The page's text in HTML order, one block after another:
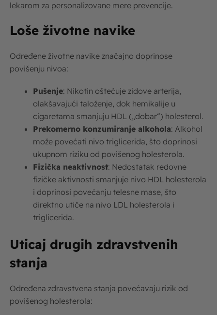
lekarom za personalizovane mere prevencije.
Loše životne navike
Određene životne navike značajno doprinose
povišenju nivoa:
Pušenje: Nikotin oštećuje zidove arterija,
olakšavajući taloženje, dok hemikalije u
cigaretama smanjuju HDL („dobar“) holesterol.
Prekomerno konzumiranje alkohola: Alkohol
može povećati nivo triglicerida, što doprinosi
ukupnom riziku od povišenog holesterola.
Fizička neaktivnost: Nedostatak redovne
fizičke aktivnosti smanjuje nivo HDL holesterola
i doprinosi povećanju telesne mase, što
direktno utiče na nivo LDL holesterola i
triglicerida.
Uticaj drugih zdravstvenih
stanja
Određena zdravstvena stanja povećavaju rizik od
povišenog holesterola: